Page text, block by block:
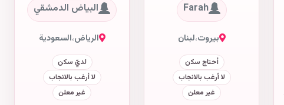
Farah
بيروت،لبنان
أحتاج سكن
لا أرغب بالانجاب
غير معلن
البياض الدمشقي
الرياض،السعودية
لديّ سكن
لا أرغب بالانجاب
غير معلن